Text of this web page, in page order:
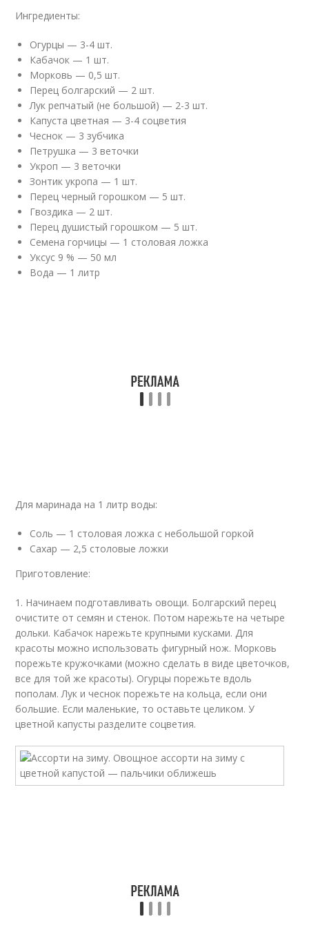
Ингредиенты:
Огурцы — 3-4 шт.
Кабачок — 1 шт.
Морковь — 0,5 шт.
Перец болгарский — 2 шт.
Лук репчатый (не большой) — 2-3 шт.
Капуста цветная — 3-4 соцветия
Чеснок — 3 зубчика
Петрушка — 3 веточки
Укроп — 3 веточки
Зонтик укропа — 1 шт.
Перец черный горошком — 5 шт.
Гвоздика — 2 шт.
Перец душистый горошком — 5 шт.
Семена горчицы — 1 столовая ложка
Уксус 9 % — 50 мл
Вода — 1 литр
Для маринада на 1 литр воды:
Соль — 1 столовая ложка с небольшой горкой
Сахар — 2,5 столовые ложки
Приготовление:
1. Начинаем подготавливать овощи. Болгарский перец
очистите от семян и стенок. Потом нарежьте на четыре
дольки. Кабачок нарежьте крупными кусками. Для
красоты можно использовать фигурный нож. Морковь
порежьте кружочками (можно сделать в виде цветочков,
все для той же красоты). Огурцы порежьте вдоль
пополам. Лук и чеснок порежьте на кольца, если они
большие. Если маленькие, то оставьте целиком. У
цветной капусты разделите соцветия.